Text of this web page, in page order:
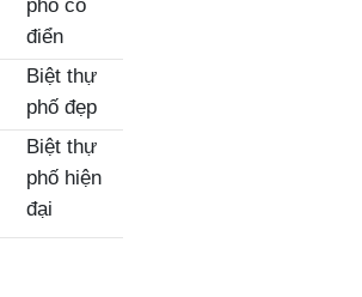
phố cổ
điển
Biệt thự
phố đẹp
Biệt thự
phố hiện
đại